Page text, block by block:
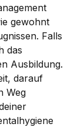
gewohnt
Falls
das
Ausbildung.
darauf
Weg